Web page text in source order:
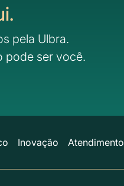
pela Ulbra.
pode ser você.
Inovação Atendimento